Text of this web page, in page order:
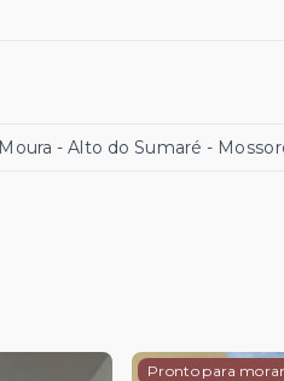
- Alto do Sumaré -
Pronto para morar